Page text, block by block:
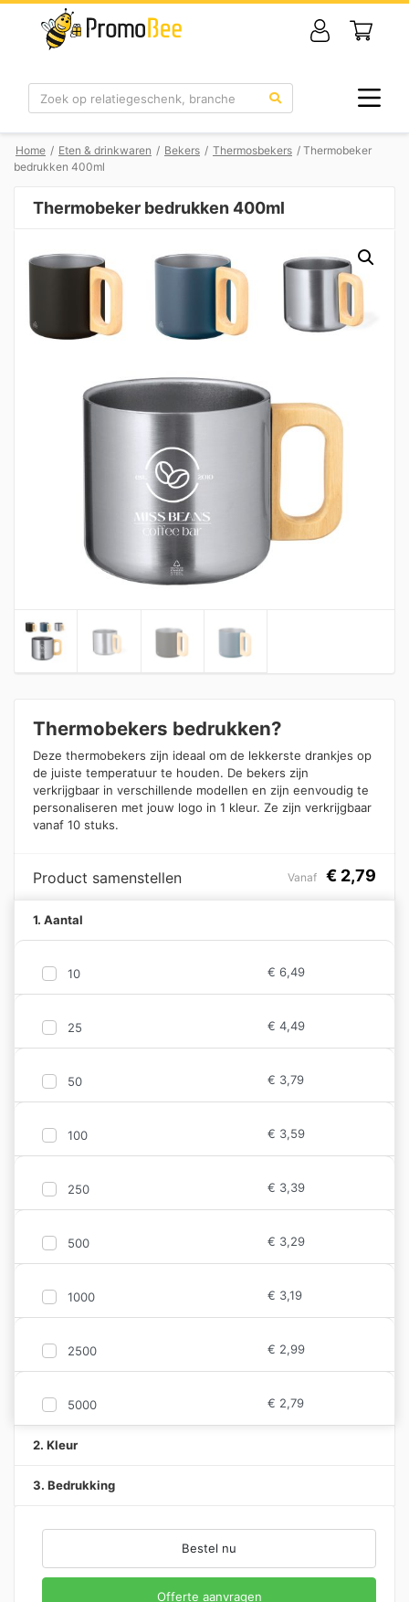
Zoek
Home / Eten & drinkwaren / Bekers / Thermosbekers / Thermobeker
bedrukken 400ml
Thermobeker bedrukken 400ml
Thermobekers bedrukken?
Deze thermobekers zijn ideaal om de lekkerste drankjes op
de juiste temperatuur te houden. De bekers zijn
verkrijgbaar in verschillende modellen en zijn eenvoudig te
personaliseren met jouw logo in 1 kleur. Ze zijn verkrijgbaar
vanaf 10 stuks.
Product samenstellen Vanaf € 2,79
1. Aantal
10 € 6,49
25 € 4,49
50 € 3,79
100 € 3,59
250 € 3,39
500 € 3,29
1000 € 3,19
2500 € 2,99
5000 € 2,79
2. Kleur
3. Bedrukking
Bestel nu
Offerte aanvragen